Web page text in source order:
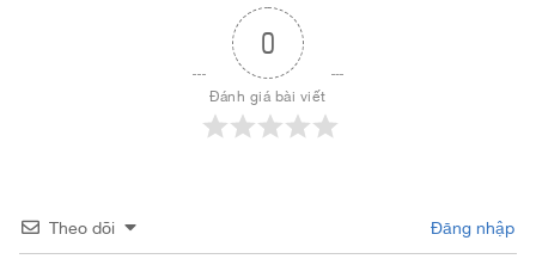
0
Đánh giá bài viết
Theo dõi Đăng nhập